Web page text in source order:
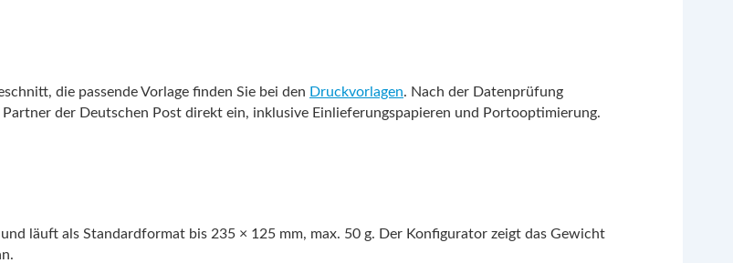
die passende Vorlage finden Sie bei den Druckvorlagen. Nach der Datenprüfung
der Deutschen Post direkt ein, inklusive Einlieferungspapieren und Portooptimierung.
läuft als Standardformat bis 235 × 125 mm, max. 50 g. Der Konfigurator zeigt das Gewicht